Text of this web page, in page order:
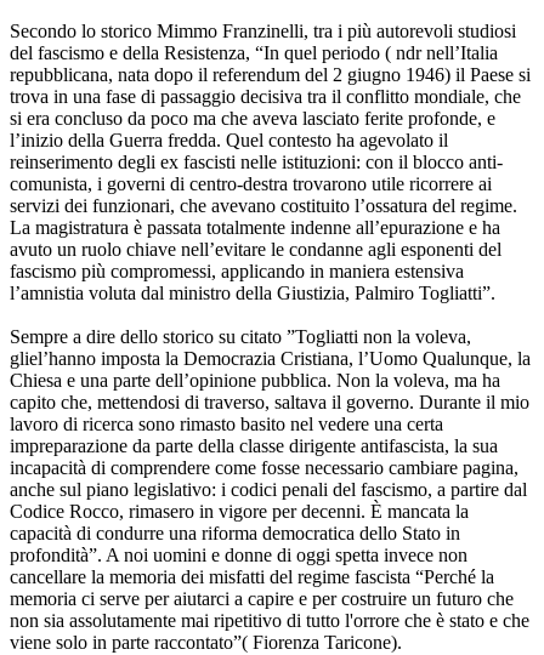
Secondo lo storico Mimmo Franzinelli, tra i più autorevoli studiosi
del fascismo e della Resistenza, “In quel periodo ( ndr nell’Italia
repubblicana, nata dopo il referendum del 2 giugno 1946) il Paese si
trova in una fase di passaggio decisiva tra il conflitto mondiale, che
si era concluso da poco ma che aveva lasciato ferite profonde, e
l’inizio della Guerra fredda. Quel contesto ha agevolato il
reinserimento degli ex fascisti nelle istituzioni: con il blocco anti-
comunista, i governi di centro-destra trovarono utile ricorrere ai
servizi dei funzionari, che avevano costituito l’ossatura del regime.
La magistratura è passata totalmente indenne all’epurazione e ha
avuto un ruolo chiave nell’evitare le condanne agli esponenti del
fascismo più compromessi, applicando in maniera estensiva
l’amnistia voluta dal ministro della Giustizia, Palmiro Togliatti”.
Sempre a dire dello storico su citato ”Togliatti non la voleva,
gliel’hanno imposta la Democrazia Cristiana, l’Uomo Qualunque, la
Chiesa e una parte dell’opinione pubblica. Non la voleva, ma ha
capito che, mettendosi di traverso, saltava il governo. Durante il mio
lavoro di ricerca sono rimasto basito nel vedere una certa
impreparazione da parte della classe dirigente antifascista, la sua
incapacità di comprendere come fosse necessario cambiare pagina,
anche sul piano legislativo: i codici penali del fascismo, a partire dal
Codice Rocco, rimasero in vigore per decenni. È mancata la
capacità di condurre una riforma democratica dello Stato in
profondità”. A noi uomini e donne di oggi spetta invece non
cancellare la memoria dei misfatti del regime fascista “Perché la
memoria ci serve per aiutarci a capire e per costruire un futuro che
non sia assolutamente mai ripetitivo di tutto l'orrore che è stato e che
viene solo in parte raccontato”( Fiorenza Taricone).